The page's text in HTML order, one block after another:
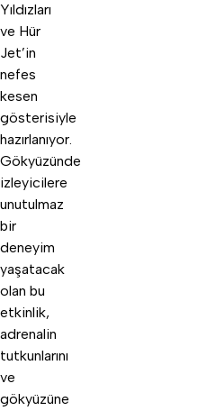
Yıldızları
ve Hür
Jet’in
nefes
kesen
gösterisiyle
hazırlanıyor.
Gökyüzünde
izleyicilere
unutulmaz
bir
deneyim
yaşatacak
olan bu
etkinlik,
adrenalin
tutkunlarını
ve
gökyüzüne